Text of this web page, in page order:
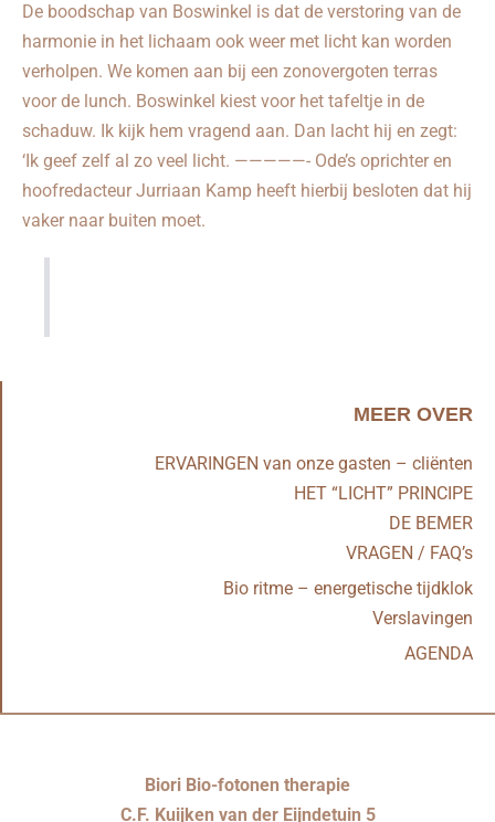
De boodschap van Boswinkel is dat de verstoring van de
harmonie in het lichaam ook weer met licht kan worden
verholpen. We komen aan bij een zonovergoten terras
voor de lunch. Boswinkel kiest voor het tafeltje in de
schaduw. Ik kijk hem vragend aan. Dan lacht hij en zegt:
‘Ik geef zelf al zo veel licht. —————- Ode’s oprichter en
hoofredacteur Jurriaan Kamp heeft hierbij besloten dat hij
vaker naar buiten moet.
MEER OVER
ERVARINGEN van onze gasten – cliënten
HET “LICHT” PRINCIPE
DE BEMER
VRAGEN / FAQ’s
Bio ritme – energetische tijdklok
Verslavingen
AGENDA
Biori Bio-fotonen therapie
C.F. Kuijken van der Eijndetuin 5